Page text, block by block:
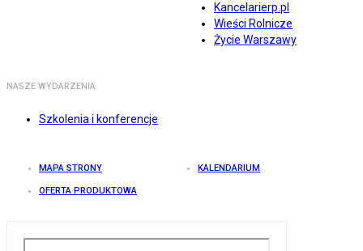
Kancelarierp.pl
Wieści Rolnicze
Życie Warszawy
NASZE WYDARZENIA
Szkolenia i konferencje
MAPA STRONY KALENDARIUM
OFERTA PRODUKTOWA